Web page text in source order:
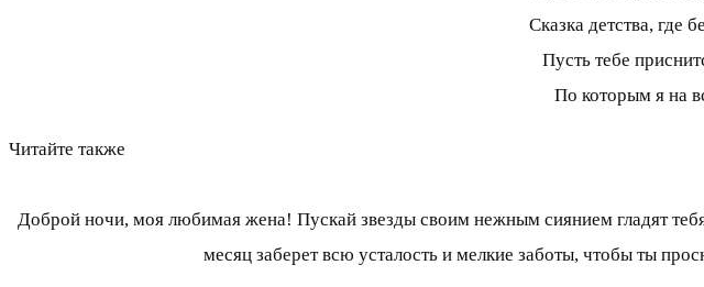
Сказка детства, где
Пусть тебе
По которым я на
Читайте также
Доброй ночи, моя любимая жена! Пускай звезды своим нежным сиянием гладят
месяц заберет всю усталость и мелкие заботы, чтобы ты